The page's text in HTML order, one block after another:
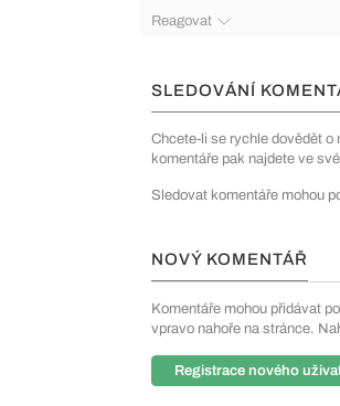
Reagovat
SLEDOVÁNÍ
Chcete-li se rychle dovědět
komentáře pak najdete ve
Sledovat komentáře mohou
NOVÝ KOMENTÁŘ
Komentáře mohou přidávat
vpravo nahoře na stránce.
Registrace nového